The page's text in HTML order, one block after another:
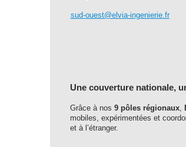
sud-ouest@elvia-ingenierie.fr
Une couverture nationale,
Grâce à nos 9 pôles régionaux,
mobiles, expérimentées et
et à l’étranger.